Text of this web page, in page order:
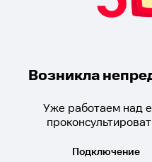
Возникла
Уже работаем над
Подключение